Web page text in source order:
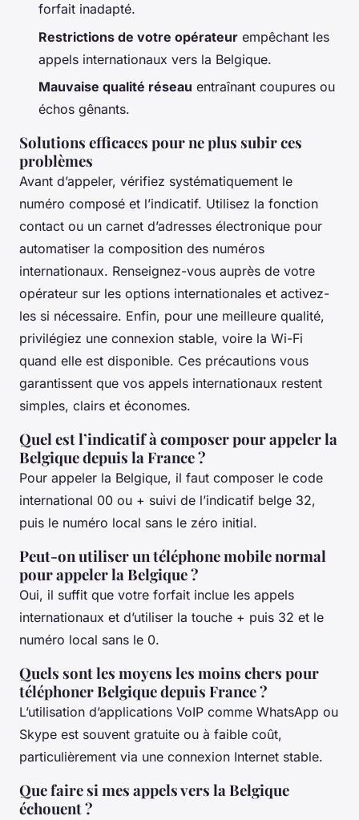
forfait inadapté.
Restrictions de votre opérateur empêchant les
appels internationaux vers la Belgique.
Mauvaise qualité réseau entraînant coupures ou
échos gênants.
Solutions efficaces pour ne plus subir ces
problèmes
Avant d’appeler, vérifiez systématiquement le
numéro composé et l’indicatif. Utilisez la fonction
contact ou un carnet d’adresses électronique pour
automatiser la composition des numéros
internationaux. Renseignez-vous auprès de votre
opérateur sur les options internationales et activez-
les si nécessaire. Enfin, pour une meilleure qualité,
privilégiez une connexion stable, voire la Wi-Fi
quand elle est disponible. Ces précautions vous
garantissent que vos appels internationaux restent
simples, clairs et économes.
Quel est l’indicatif à composer pour appeler la
Belgique depuis la France ?
Pour appeler la Belgique, il faut composer le code
international 00 ou + suivi de l’indicatif belge 32,
puis le numéro local sans le zéro initial.
Peut-on utiliser un téléphone mobile normal
pour appeler la Belgique ?
Oui, il suffit que votre forfait inclue les appels
internationaux et d’utiliser la touche + puis 32 et le
numéro local sans le 0.
Quels sont les moyens les moins chers pour
téléphoner Belgique depuis France ?
L’utilisation d’applications VoIP comme WhatsApp ou
Skype est souvent gratuite ou à faible coût,
particulièrement via une connexion Internet stable.
Que faire si mes appels vers la Belgique
échouent ?